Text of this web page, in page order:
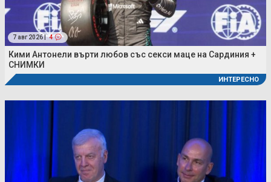
7 авг 2026 | 4
Кими Антонели върти любов със секси маце на Сардиния +
СНИМКИ
ИНТЕРЕСНО